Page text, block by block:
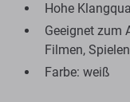
Hohe
Geeignet zum
Filmen,
Farbe: weiß